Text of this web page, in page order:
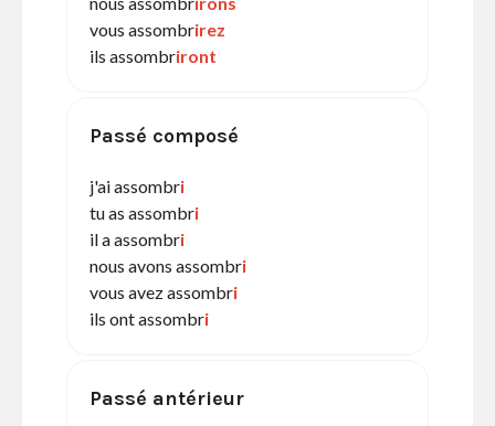
vous assombrirez
ils assombriront
Passé composé
j'ai assombri
tu as assombri
il a assombri
nous avons assombri
vous avez assombri
ils ont assombri
Passé antérieur